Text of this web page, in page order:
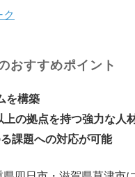
おすすめポイント
を構築
の拠点を持つ強力な人
課題への対応が可能